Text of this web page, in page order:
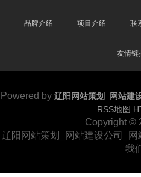
品牌介绍 项目介绍 联
友情链
Powered by 辽阳网站策划_网站建
RSS地图
Copyright ©
辽阳网站策划_网站建设公司_
我